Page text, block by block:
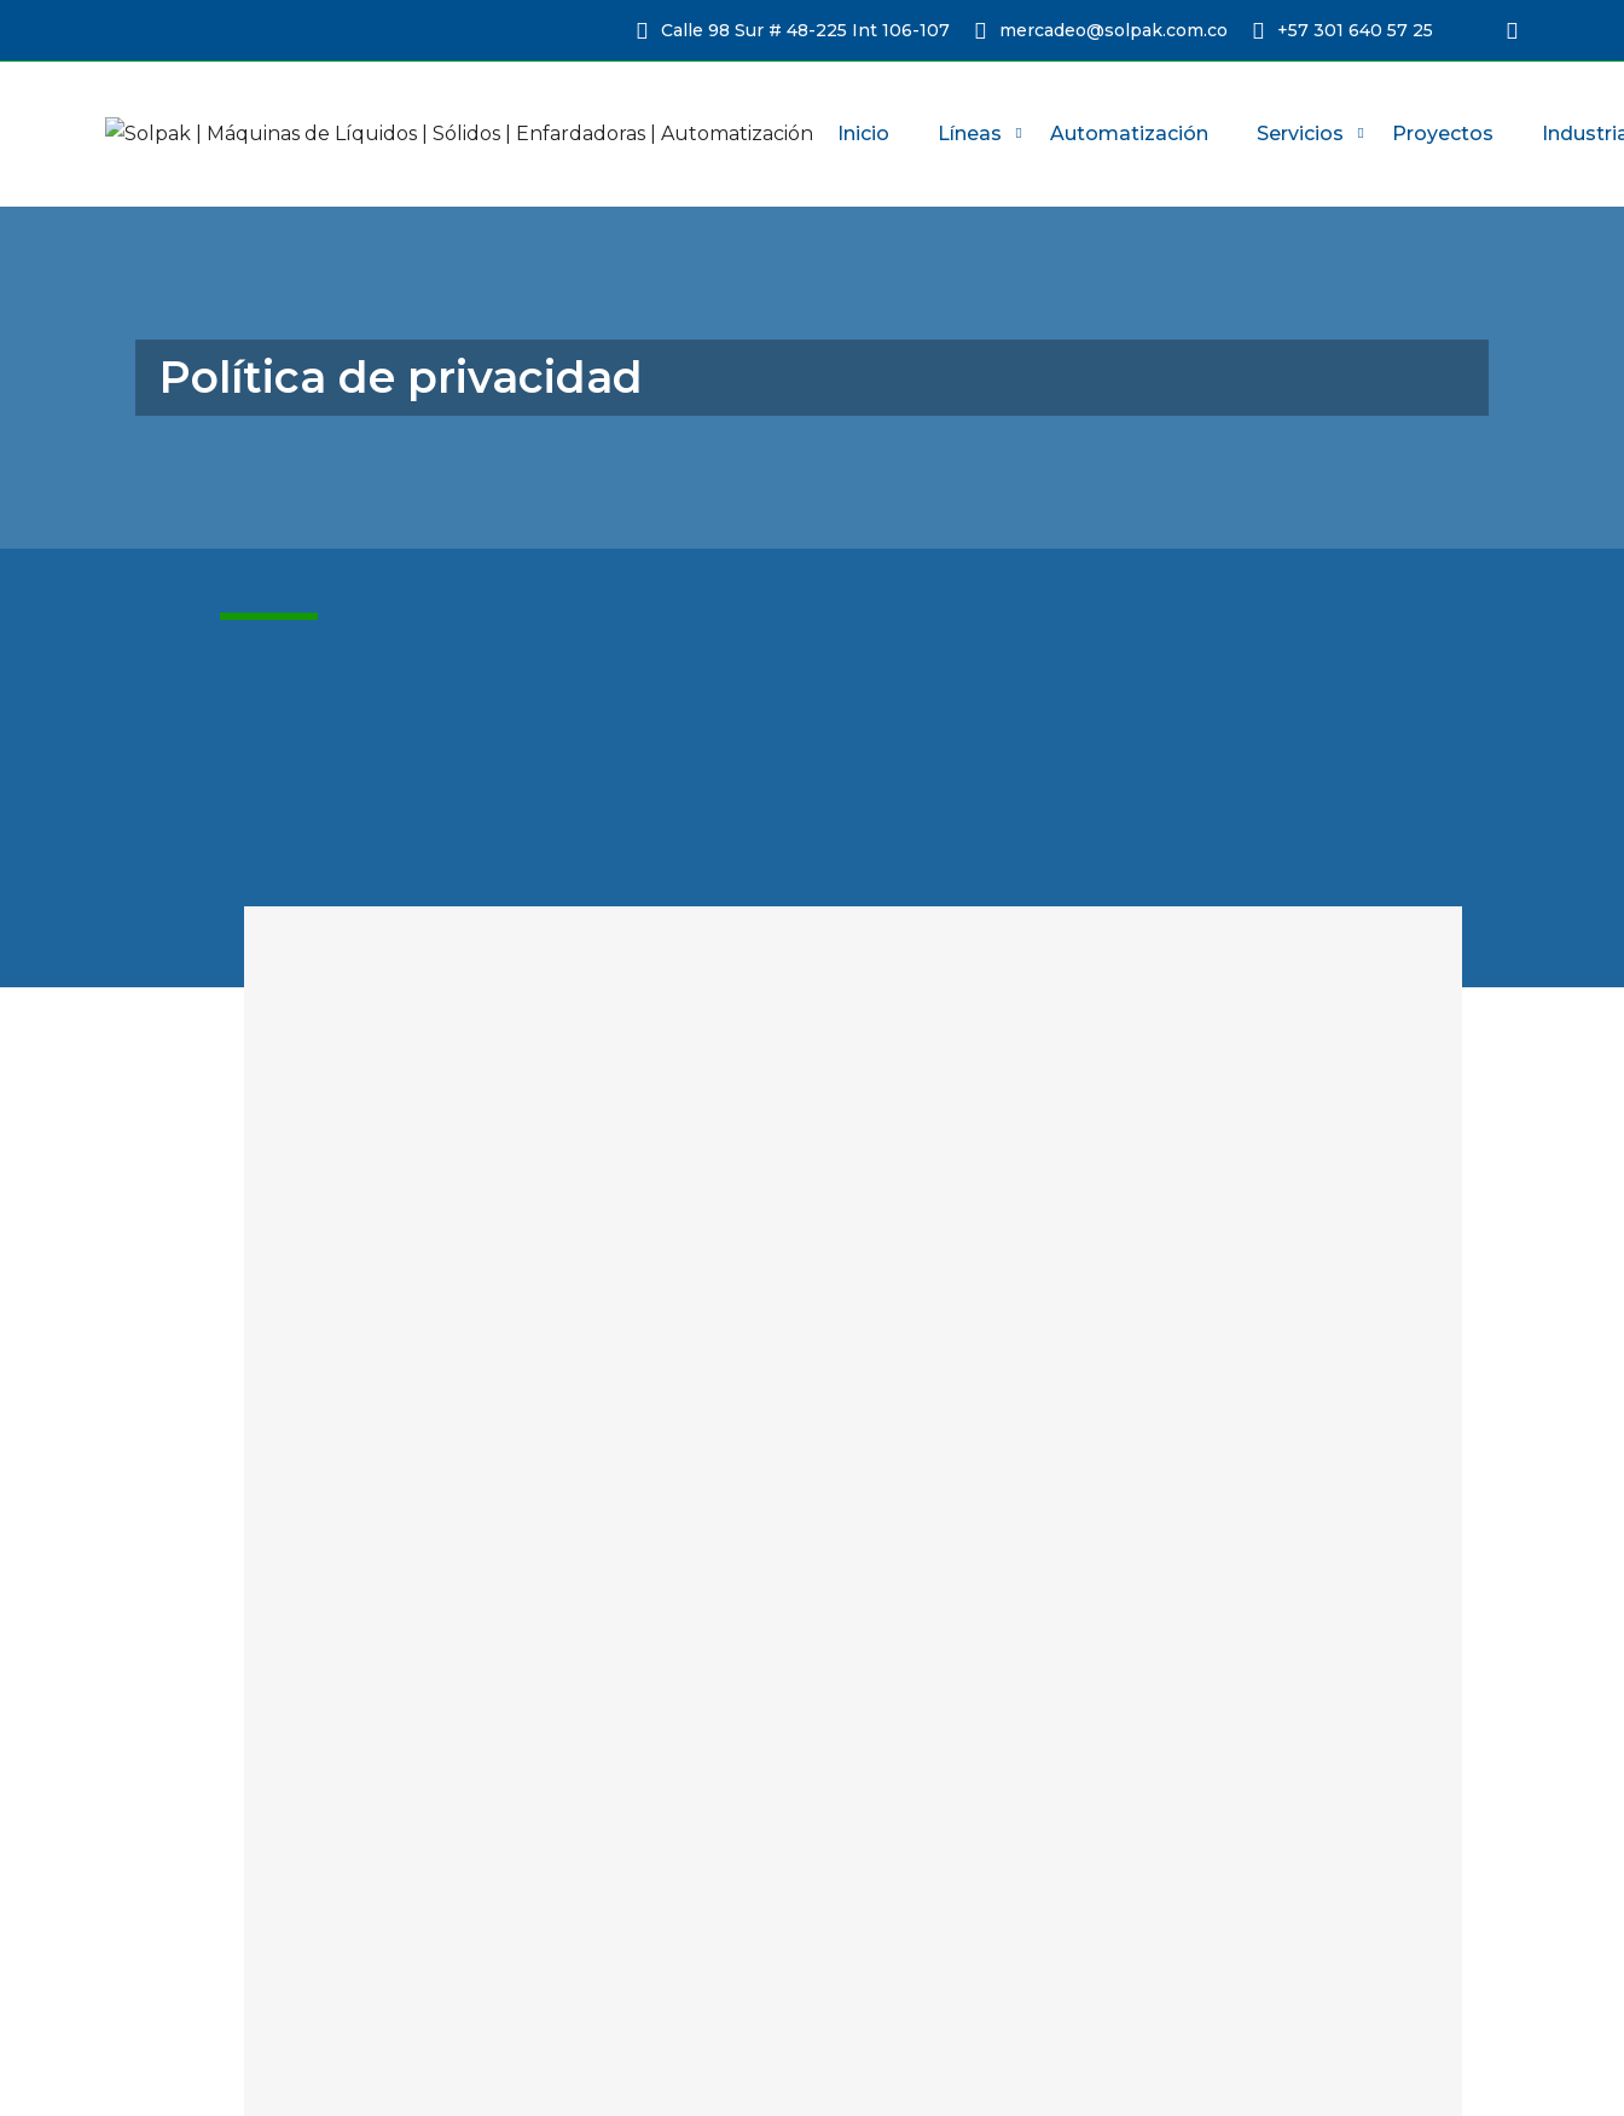
Calle 98 Sur # 48-225 Int 106-107 mercadeo@solpak.com.co +57 301 640 57 25
Inicio Líneas Automatización Servicios Proyectos
Política de privacidad